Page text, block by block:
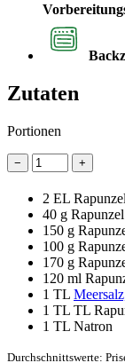
Zutaten
Portionen
− +
2 EL Rapunzel
40 g Rapunzel
150 g
100 g
170 g
120 ml
1 TL
1 TL TL
1 TL Natron
Durchschnittswerte: